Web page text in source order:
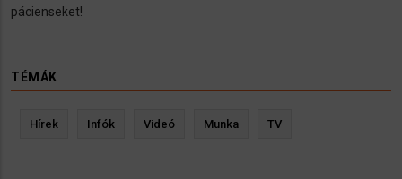
pácienseket!
TÉMÁK
Hírek Infók Videó Munka TV